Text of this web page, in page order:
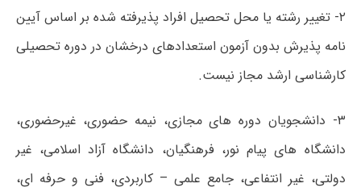
۲- تغییر رشته یا محل تحصیل افراد پذیرفته شده بر اساس آیین
نامه پذیرش بدون آزمون استعدادهای درخشان در دوره تحصیلی
کارشناسی ارشد مجاز نیست.
۳- دانشجویان دوره های مجازی، نیمه حضوری، غیرحضوری،
دانشگاه های پیام نور، فرهنگیان، دانشگاه آزاد اسلامی، غیر
دولتی، غیر انتفاعی، جامع علمی – کاربردی، فنی و حرفه ای،